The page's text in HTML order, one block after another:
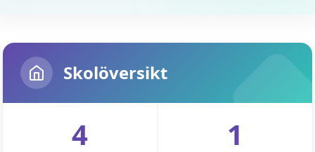
Skolöversikt
4 1